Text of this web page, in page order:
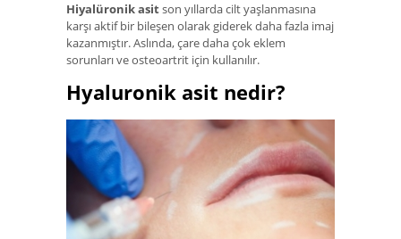
Hiyalüronik asitson yıllarda cilt yaşlanmasına
karşı aktif bir bileşen olarak giderek daha fazla imaj
kazanmıştır. Aslında, çare daha çok eklem
sorunları ve osteoartrit için kullanılır.
Hyaluronik asit nedir?